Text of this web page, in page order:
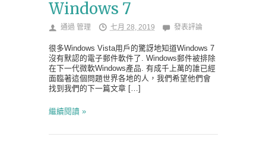
Windows 7
通過 管理 七月 28, 2019 發表評論
很多Windows Vista用戶的驚訝地知道Windows 7
沒有默認的電子郵件軟件了. Windows郵件被排除
在下一代微軟Windows產品. 有成千上萬的誰已經
面臨著這個問題世界各地的人，我們希望他們會
找到我們的下一篇文章 […]
繼續閱讀 »